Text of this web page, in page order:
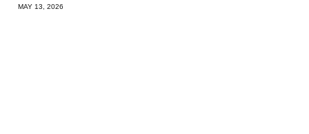
MAY 13, 2026